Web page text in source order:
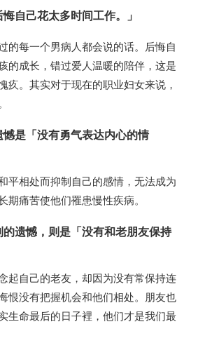
自己花太多时间工作。」
的每一个男病人都会说的话。后悔自
的成长，错过爱人温暖的陪伴，这是
疚。其实对于现在的职业妇女来说，
是「没有勇气表达内心的情
平相处而抑制自己的感情，无法成为
期痛苦使他们罹患慢性疾病。
遗憾，则是「没有和老朋友保持
起自己的老友，却因为没有常保持连
恨没有把握机会和他们相处。朋友也
生命最后的日子裡，他们才是我们最